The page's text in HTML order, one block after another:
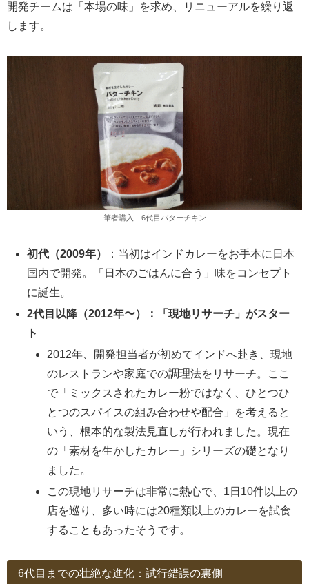
開発チームは「本場の味」を求め、リニューアルを繰り返
します。
筆者購入 6代目バターチキン
初代（2009年）
：当初はインドカレーをお手本に日本
国内で開発。「日本のごはんに合う」味をコンセプト
に誕生。
2代目以降（2012年〜）：「現地リサーチ」がスター
ト
2012年、開発担当者が初めてインドへ赴き、現地
のレストランや家庭での調理法をリサーチ。ここ
で「ミックスされたカレー粉ではなく、ひとつひ
とつのスパイスの組み合わせや配合」を考えると
いう、根本的な製法見直しが行われました。現在
の「素材を生かしたカレー」シリーズの礎となり
ました。
この現地リサーチは非常に熱心で、1日10件以上の
店を巡り、多い時には20種類以上のカレーを試食
することもあったそうです。
6代目までの壮絶な進化：試行錯誤の裏側